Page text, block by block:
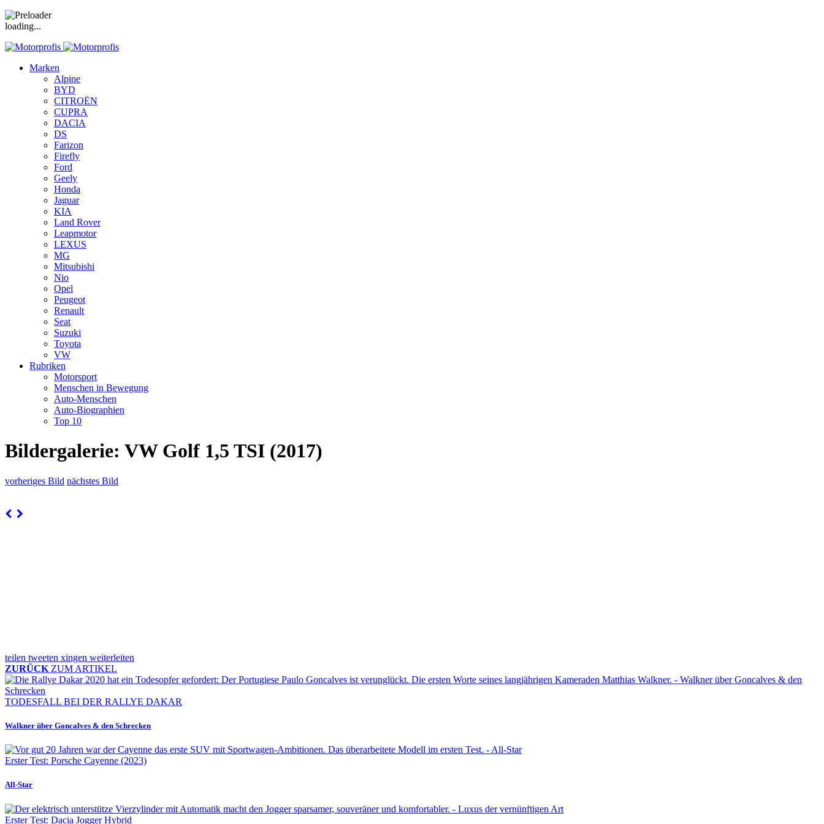
loading...
Marken
Alpine
BYD
CITROËN
CUPRA
DACIA
DS
Farizon
Firefly
Ford
Geely
Honda
Jaguar
KIA
Land Rover
Leapmotor
LEXUS
MG
Mitsubishi
Nio
Opel
Peugeot
Renault
Seat
Suzuki
Toyota
VW
Rubriken
Motorsport
Menschen in Bewegung
Auto-Menschen
Auto-Biographien
Top 10
Bildergalerie: VW Golf 1,5 TSI (2017)
vorheriges Bild nächstes Bild
teilen tweeten xingen weiterleiten
ZURÜCK ZUM ARTIKEL
TODESFALL BEI DER RALLYE DAKAR
Walkner über Goncalves & den Schrecken
Erster Test: Porsche Cayenne (2023)
All-Star
Erster Test: Dacia Jogger Hybrid